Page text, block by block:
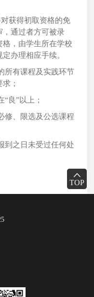
TOP
获得初取资格的免
通过者方可被录
，由学生所在学校
办理相应手续。
所有课程及实践环节
；
良”以上；
、
限选及公选课程
到之日未受过任何处